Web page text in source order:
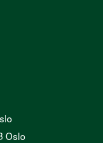
Oslo